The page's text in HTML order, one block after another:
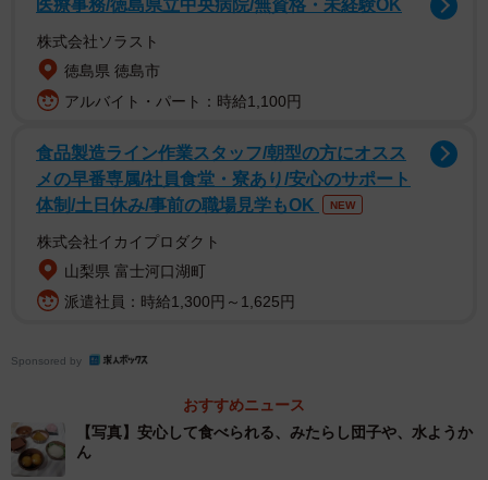
これまでに開発したのは、京料理の介護食や、むせにく
いようにとろみをつけた日本酒、気管に入りにくいようば
同組合などと連携し、７種類を生み出した。
最初の挑戦は、喉に詰まる危険性が高い餅だった。くっ
つきやすさを抑えつつ風味を残すため、材料の分量や組み
合わせを試行錯誤。舌の上でほどけるような新食感の合わ
せ餅（４２０円）を作り出した。
その後、みたらし団子（２９０円）や桜餅（４２０
子と見た目や味をほとんど変えず、飲み込みやすさを高め
た。
医療事務/徳島県立中央病院/無資格・未経験OK
株式会社ソラスト
徳島県 徳島市
アルバイト・パート：時給1,100円
食品製造ライン作業スタッフ/朝型の方にオスス
メの早番専属/社員食堂・寮あり/安心のサポート
体制/土日休み/事前の職場見学もOK
NEW
株式会社イカイプロダクト
山梨県 富士河口湖町
派遣社員：時給1,300円～1,625円
Sponsored by
おすすめニュース
【写真】安心して食べられる、みたらし団子や、水ようか
ん